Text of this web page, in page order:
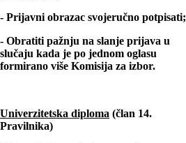
- Prijavni obrazac svojeručno potpisati;
- Obratiti pažnju na slanje prijava u
slučaju kada je po jednom oglasu
formirano više Komisija za izbor.
Univerzitetska diploma (član 14.
Pravilnika)